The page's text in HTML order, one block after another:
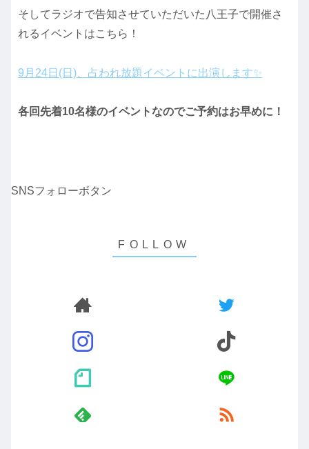
そしてラジオで告知させていただいた八王子で開催さ
れるイベントはこちら！
9月24日(日)、占われ放題イベントに出演します✨
各回先着10名様のイベントなのでご予約はお早めに！
SNSフォローボタン